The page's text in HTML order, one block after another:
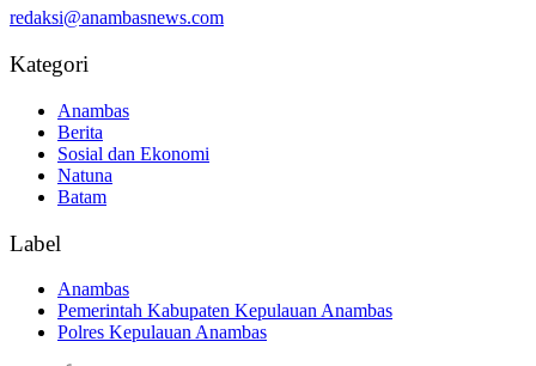
redaksi@anambasnews.com
Kategori
Anambas
Berita
Sosial dan Ekonomi
Natuna
Batam
Label
Anambas
Pemerintah Kabupaten Kepulauan Anambas
Polres Kepulauan Anambas